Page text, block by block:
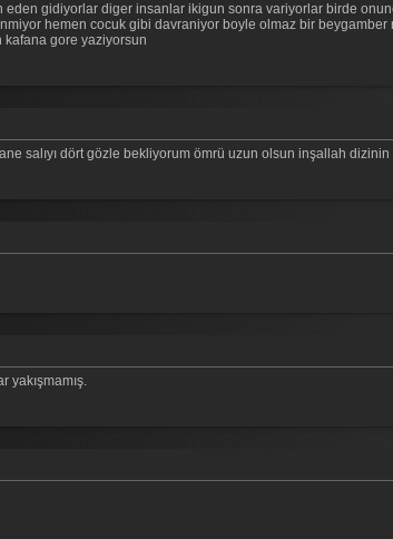
gidiyorlar diger insanlar ikigun sonra variyorlar birde
hemen cocuk gibi davraniyor boyle olmaz bir
gore yaziyorsun
salıyı dört gözle bekliyorum ömrü uzun olsun inşallah dizinin
yakışmamış.